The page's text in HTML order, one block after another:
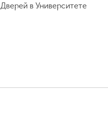
Дверей в Университете